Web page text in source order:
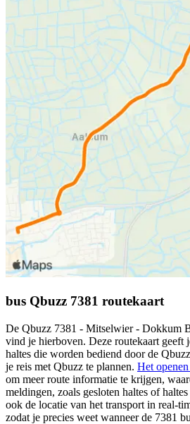
bus Qbuzz 7381 routekaart
De Qbuzz 7381 - Mitselwier - Dokkum
vind je hierboven. Deze routekaart geeft
haltes die worden bediend door de
je reis met Qbuzz te plannen. Het
om meer route informatie te krijgen,
meldingen, zoals gesloten haltes of
ook de locatie van het transport in real-
zodat je precies weet wanneer de 7381